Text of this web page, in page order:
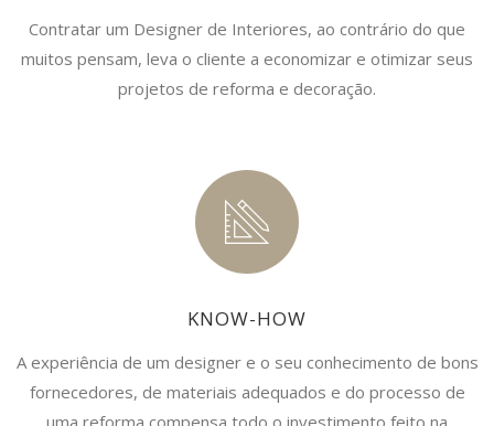
Contratar um Designer de Interiores, ao contrário do que
muitos pensam, leva o cliente a economizar e otimizar seus
projetos de reforma e decoração.
KNOW-HOW
A experiência de um designer e o seu conhecimento de bons
fornecedores, de materiais adequados e do processo de